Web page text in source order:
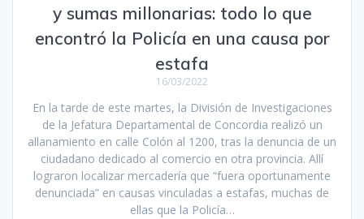
y sumas millonarias: todo lo que
encontró la Policía en una causa por
estafa
16/03/2022
En la tarde de este martes, la División de Investigaciones
de la Jefatura Departamental de Concordia realizó un
allanamiento en calle Colón al 1200, tras la denuncia de un
ciudadano dedicado al comercio en otra provincia. Allí
lograron localizar mercadería que “fuera oportunamente
denunciada” en causas vinculadas a estafas, muchas de
ellas que la Policía…